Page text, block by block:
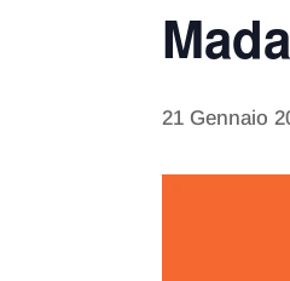
21 Gennaio